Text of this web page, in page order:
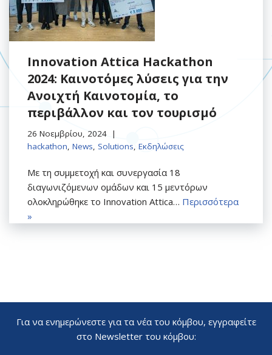
Innovation Attica Hackathon
2024: Καινοτόμες λύσεις για την
Ανοιχτή Καινοτομία, το
περιβάλλον και τον τουρισμό
26 Νοεμβρίου, 2024
hackathon, News, Solutions, Εκδηλώσεις
Με τη συμμετοχή και συνεργασία 18
διαγωνιζόμενων ομάδων και 15 μεντόρων
ολοκληρώθηκε το Innovation Attica… Περισσότερα
»
Για να ενημερώνεστε για τα νέα του κόμβου, εγγραφείτε
στο Newsletter του κόμβου: